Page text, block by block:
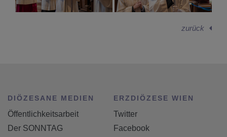
zurück
DIÖZESANE MEDIEN
Öffentlichkeitsarbeit
Der SONNTAG
ERZDIÖZESE WIEN
Twitter
Facebook